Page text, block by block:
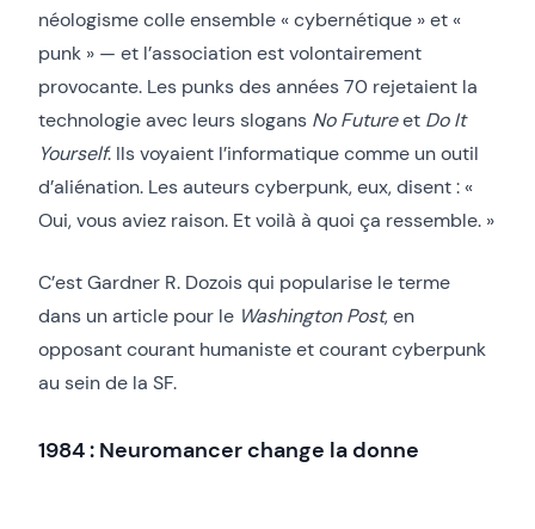
néologisme colle ensemble « cybernétique » et «
punk » — et l’association est volontairement
provocante. Les punks des années 70 rejetaient la
technologie avec leurs slogans No Futureet Do It
Yourself. Ils voyaient l’informatique comme un outil
d’aliénation. Les auteurs cyberpunk, eux, disent : «
Oui, vous aviez raison. Et voilà à quoi ça ressemble. »
C’est Gardner R. Dozois qui popularise le terme
dans un article pour le Washington Post, en
opposant courant humaniste et courant cyberpunk
au sein de la SF.
1984 : Neuromancer change la donne